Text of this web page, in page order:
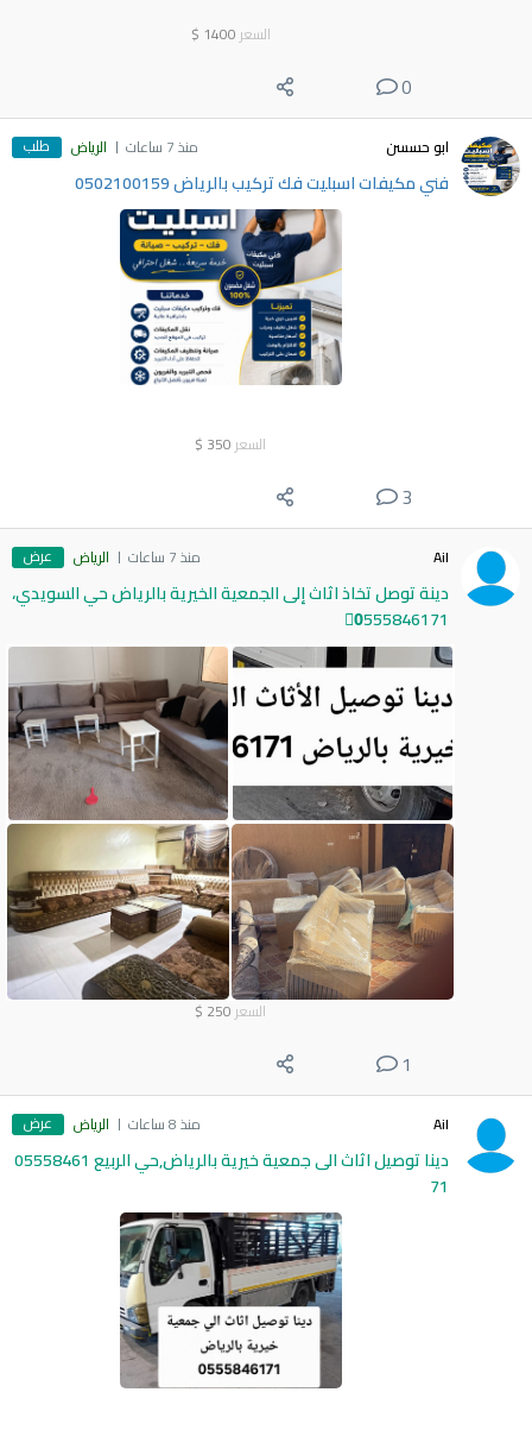
السعر 1400
$
0
ابو حسسن منذ 7 ساعات الرياض طلب
فني مكيفات اسبليت فك تركيب بالرياض 0502100159
السعر 350
$
3
Ail منذ 7 ساعات الرياض عرض
دينة توصل تخاذ اثاث إلى الجمعية الخيرية بالرياض حي السويدي،
0َ555846171
السعر 250
$
1
Ail منذ 8 ساعات الرياض عرض
دينا توصيل اثاث الى جمعية خيرية بالرياض,حي الربيع 05558461
71